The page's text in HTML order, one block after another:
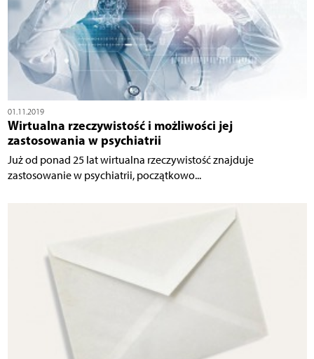
01.11.2019
Wirtualna rzeczywistość i możliwości jej
zastosowania w psychiatrii
Już od ponad 25 lat wirtualna rzeczywistość znajduje
zastosowanie w psychiatrii, początkowo...